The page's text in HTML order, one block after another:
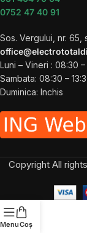
0752 47 40 91
Sos. Vergului, nr. 65,
Luni – Vineri : 08:30 –
Sambata: 08:30 –
Duminica: Inchis
Copyright All
MenuCoș